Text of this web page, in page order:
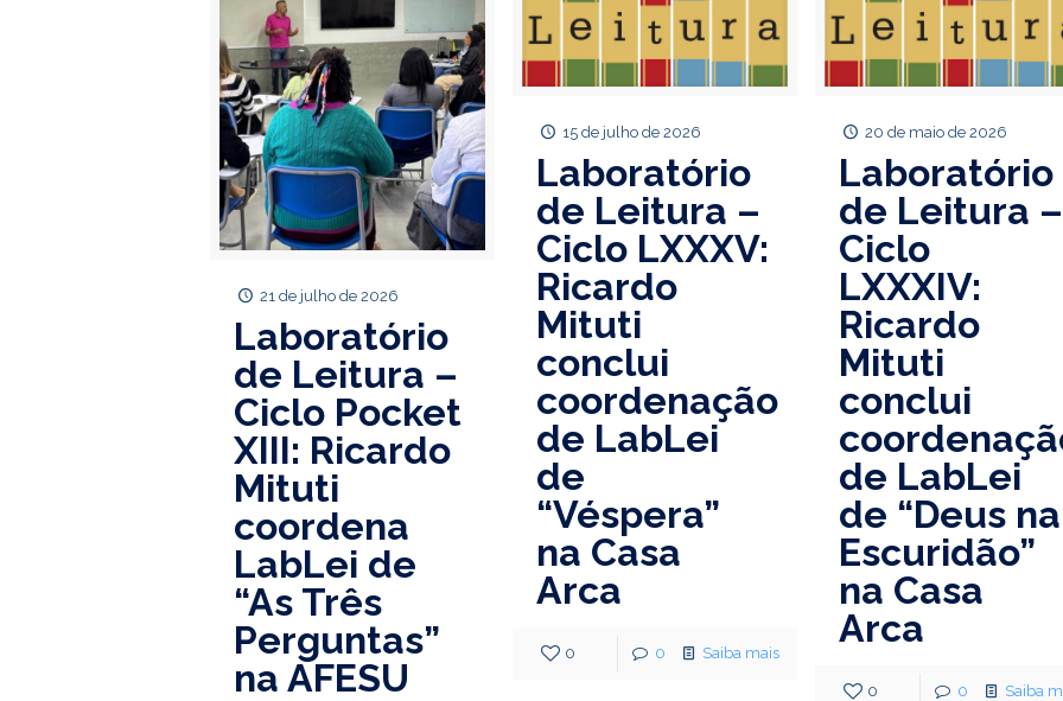
21 de julho de 2026
Laboratório
de Leitura –
Ciclo Pocket
XIII: Ricardo
Mituti
coordena
LabLei de
“As Três
Perguntas”
na AFESU
15 de julho de 2026
Laboratório
de Leitura –
Ciclo LXXXV:
Ricardo
Mituti
conclui
coordenação
de LabLei
de
“Véspera”
na Casa
Arca
0 0 Saiba mais
20 de maio de 2026
Laboratório
de Leitura –
Ciclo
LXXXIV:
Ricardo
Mituti
conclui
de LabLei
de “Deus na
Escuridão”
na Casa
Arca
0 0 Saiba